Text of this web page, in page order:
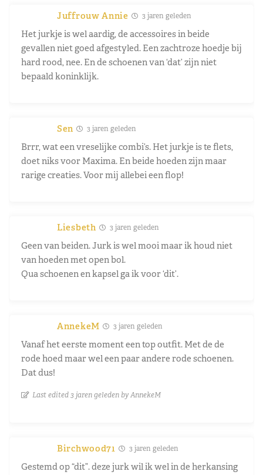
Juffrouw Annie 3 jaren geleden
Het jurkje is wel aardig, de accessoires in beide
gevallen niet goed afgestyled. Een zachtroze hoedje bij
hard rood, nee. En de schoenen van ‘dat’ zijn niet
bepaald koninklijk.
Sen 3 jaren geleden
Brrr, wat een vreselijke combi’s. Het jurkje is te flets,
doet niks voor Maxima. En beide hoeden zijn maar
rarige creaties. Voor mij allebei een flop!
Liesbeth 3 jaren geleden
Geen van beiden. Jurk is wel mooi maar ik houd niet
van hoeden met open bol.
Qua schoenen en kapsel ga ik voor ‘dit’.
AnnekeM 3 jaren geleden
Vanaf het eerste moment een top outfit. Met de de
rode hoed maar wel een paar andere rode schoenen.
Dat dus!
Last edited 3 jaren geleden by AnnekeM
Birchwood71 3 jaren geleden
Gestemd op “dit”. deze jurk wil ik wel in de herkansing